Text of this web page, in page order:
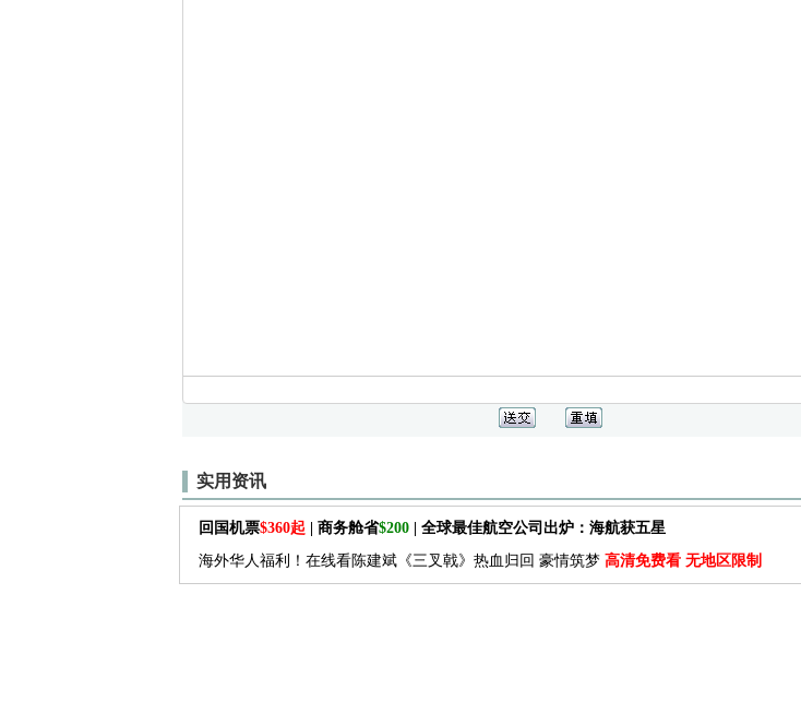
实用资讯
回国机票$360起 | 商务舱省$200| 全球最佳航空公司出炉：海航获五星
海外华人福利！在线看陈建斌《三叉戟》热血归回 豪情筑梦 高清免费看 无地区限制